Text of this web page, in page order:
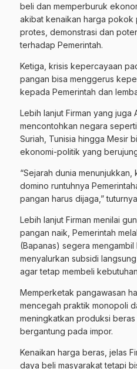
beli dan memperburuk
akibat kenaikan harga pokok
protes, demonstrasi dan
terhadap Pemerintah.
Ketiga, krisis kepercayaan
pangan bisa menggerus
kepada Pemerintah dan
Lebih lanjut Firman yang juga
mencontohkan negara
Suriah, Tunisia hingga Mesir
ekonomi-politik yang
“Sejarah dunia menunjukkan,
domino runtuhnya
pangan harus dijaga,”
Lebih lanjut Firman menilai
pangan naik, Pemerintah
(Bapanas) segera
menyalurkan subsidi
agar tetap membeli
Memperketak pangawasan
mencegah praktik monopoli
meningkatkan produksi
bergantung pada impor.
Kenaikan harga beras, jelas
daya beli masyarakat tetapi